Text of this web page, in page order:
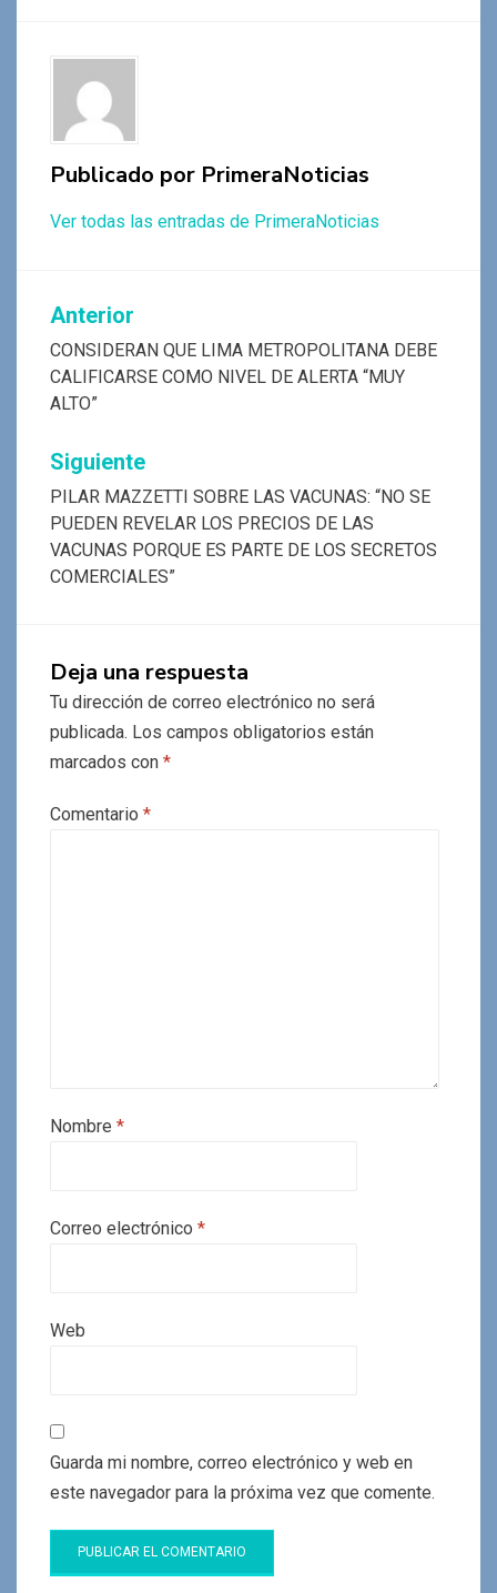
o
k
p
Publicado por PrimeraNoticias
Ver todas las entradas de PrimeraNoticias
Navegación
de
entradas
Anterior
CONSIDERAN QUE LIMA METROPOLITANA DEBE
CALIFICARSE COMO NIVEL DE ALERTA “MUY
ALTO”
Siguiente
PILAR MAZZETTI SOBRE LAS VACUNAS: “NO SE
PUEDEN REVELAR LOS PRECIOS DE LAS
VACUNAS PORQUE ES PARTE DE LOS SECRETOS
COMERCIALES”
Deja una respuesta
Tu dirección de correo electrónico no será
publicada. Los campos obligatorios están
marcados con *
Comentario *
Nombre *
Correo electrónico *
Web
Guarda mi nombre, correo electrónico y web en
este navegador para la próxima vez que comente.